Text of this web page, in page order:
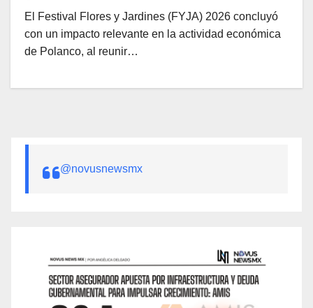
El Festival Flores y Jardines (FYJA) 2026 concluyó
con un impacto relevante en la actividad económica
de Polanco, al reunir…
@novusnewsmx